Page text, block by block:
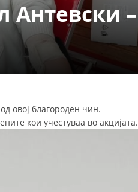
ЗАКОН ЗА ЦКРМ
СТАТУТ НА ЦКРМ
Антевски –
овој благороден чин.
кои учестуваа во акцијата.